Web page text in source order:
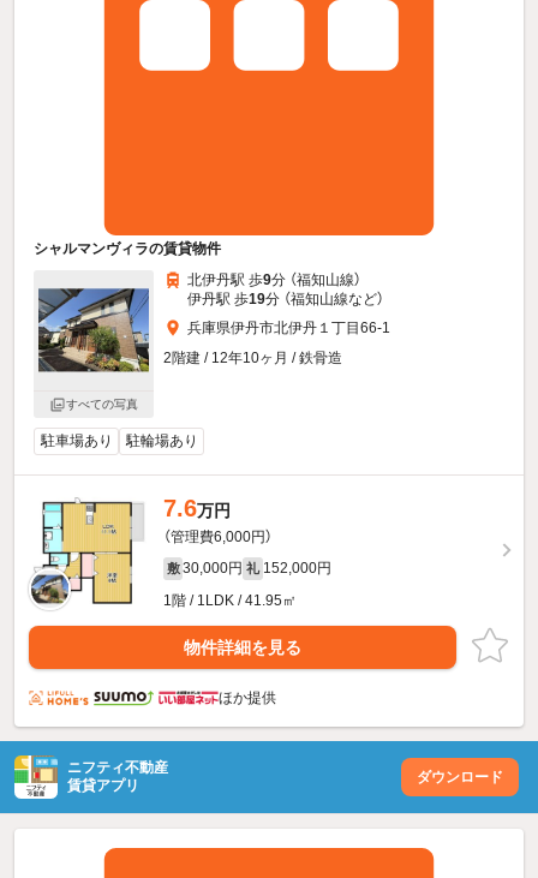
シャルマンヴィラの賃貸物件
すべての写真
北伊丹駅 歩9分 （福知山線）
伊丹駅 歩19分 （福知山線など）
兵庫県伊丹市北伊丹１丁目66-1
2階建 / 12年10ヶ月 / 鉄骨造
駐車場あり 駐輪場あり
7.6万円
（管理費6,000円）
敷 30,000円 礼 152,000円
1階 / 1LDK / 41.95㎡
物件詳細を見る
ほか提供
ニフティ不動産
賃貸アプリ
ダウンロード